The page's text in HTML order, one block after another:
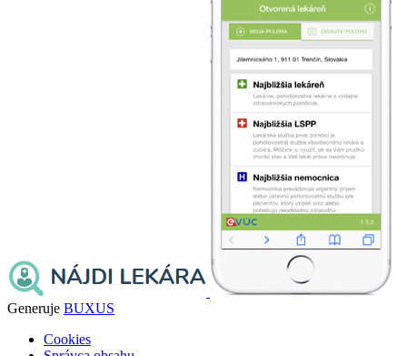
Generuje BUXUS
Cookies